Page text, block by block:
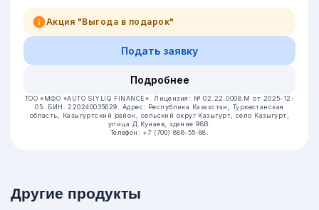
Акция "Выгода в подарок"
Подать заявку
Подробнее
ТОО «МФО «AUTO SIYLIQ FINANCE». Лицензия: № 02.22.0008.М от 2025-12-
05. БИН: 220240035629. Адрес: Республика Казахстан, Туркестанская
область, Казыгуртский район, сельский округ Казыгурт, село Казыгурт,
улица Д.Кунаев, здание 98В.
Телефон: +7 (700) 888-55-88.
Другие продукты